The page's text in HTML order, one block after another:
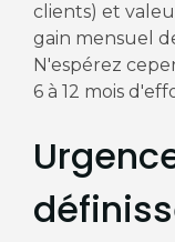
clients) et
gain mensuel
N'espérez
6 à 12 mois